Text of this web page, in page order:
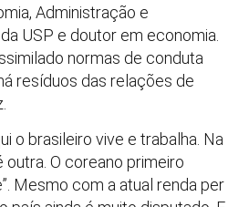
Administração e
USP e doutor em economia.
normas de conduta
resíduos das relações de
o brasileiro vive e trabalha. Na
outra. O coreano primeiro
Mesmo com a atual renda per